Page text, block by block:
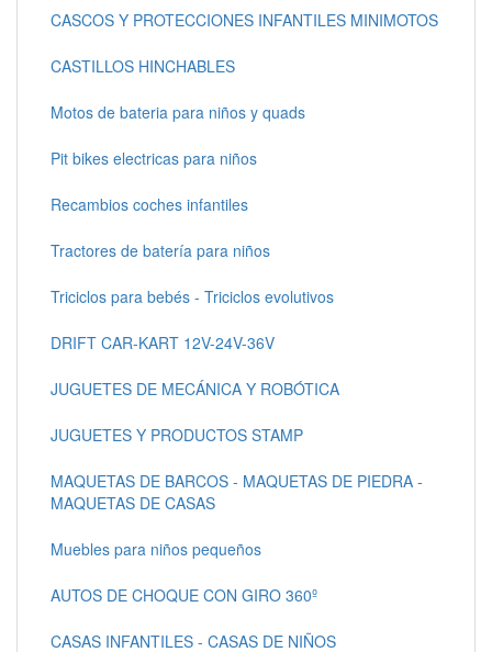
CASCOS Y PROTECCIONES INFANTILES MINIMOTOS
CASTILLOS HINCHABLES
Motos de bateria para niños y quads
Pit bikes electricas para niños
Recambios coches infantiles
Tractores de batería para niños
Triciclos para bebés - Triciclos evolutivos
DRIFT CAR-KART 12V-24V-36V
JUGUETES DE MECÁNICA Y ROBÓTICA
JUGUETES Y PRODUCTOS STAMP
MAQUETAS DE BARCOS - MAQUETAS DE PIEDRA -
MAQUETAS DE CASAS
Muebles para niños pequeños
AUTOS DE CHOQUE CON GIRO 360º
CASAS INFANTILES - CASAS DE NIÑOS